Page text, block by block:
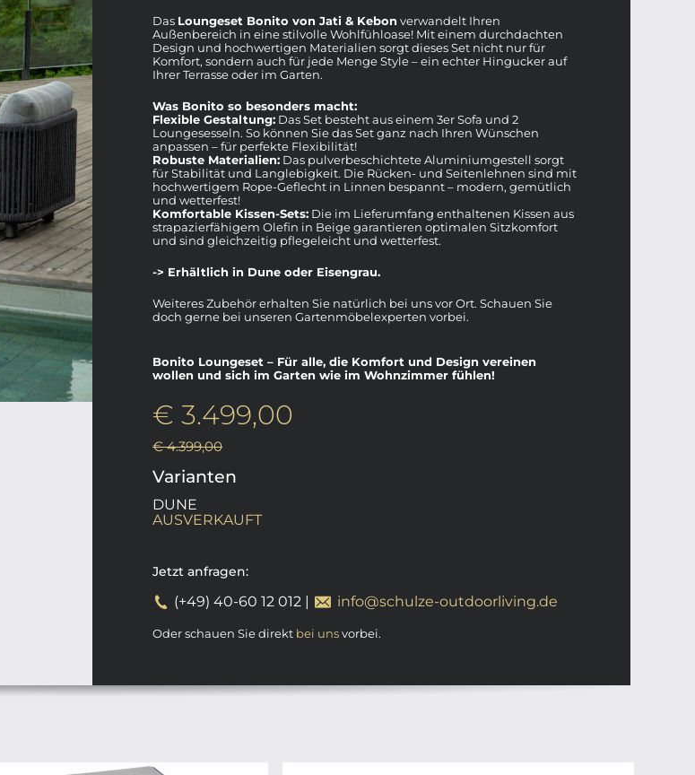
Das Loungeset Bonito von Jati & Kebon verwandelt Ihren
Außenbereich in eine stilvolle Wohlfühloase! Mit einem durchdachten
Design und hochwertigen Materialien sorgt dieses Set nicht nur für
Komfort, sondern auch für jede Menge Style – ein echter Hingucker auf
Ihrer Terrasse oder im Garten.
Was Bonito so besonders macht:
Flexible Gestaltung: Das Set besteht aus einem 3er Sofa und 2
Loungesesseln. So können Sie das Set ganz nach Ihren Wünschen
anpassen – für perfekte Flexibilität!
Robuste Materialien: Das pulverbeschichtete Aluminiumgestell sorgt
für Stabilität und Langlebigkeit. Die Rücken- und Seitenlehnen sind mit
hochwertigem Rope-Geflecht in Linnen bespannt – modern, gemütlich
und wetterfest!
Komfortable Kissen-Sets: Die im Lieferumfang enthaltenen Kissen aus
strapazierfähigem Olefin in Beige garantieren optimalen Sitzkomfort
und sind gleichzeitig pflegeleicht und wetterfest.
-> Erhältlich in Dune oder Eisengrau.
Weiteres Zubehör erhalten Sie natürlich bei uns vor Ort. Schauen Sie
doch gerne bei unseren Gartenmöbelexperten vorbei.
Bonito Loungeset – Für alle, die Komfort und Design vereinen
wollen und sich im Garten wie im Wohnzimmer fühlen!
€ 3.499,00
€ 4.399,00
Varianten
DUNE
AUSVERKAUFT
Jetzt anfragen:
(+49) 40-60 12 012 | info@schulze-outdoorliving.de
Oder schauen Sie direkt bei unsvorbei.